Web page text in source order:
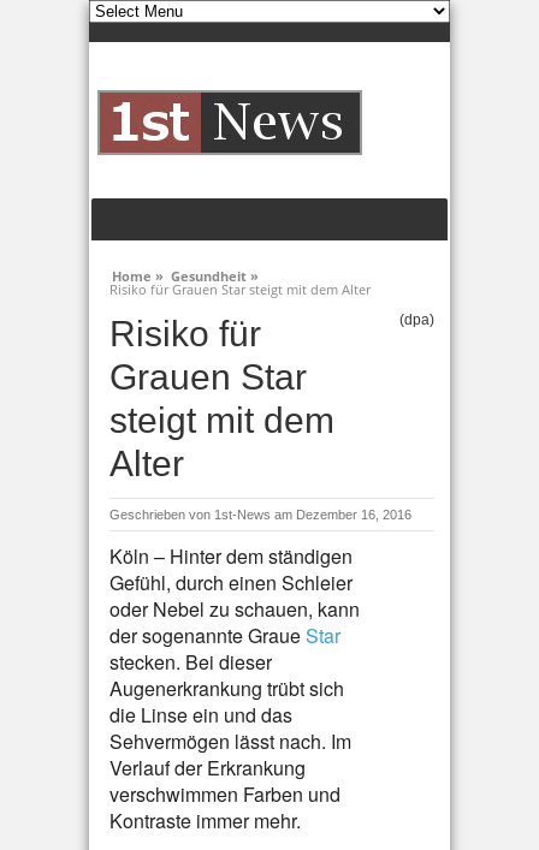
Home » Gesundheit »
Risiko für Grauen Star steigt mit dem Alter
Risiko für
Grauen Star
steigt mit dem
Alter
(dpa)
Geschrieben von 1st-News am Dezember 16, 2016
Köln – Hinter dem ständigen
Gefühl, durch einen Schleier
oder Nebel zu schauen, kann
der sogenannte GraueStar
stecken. Bei dieser
Augenerkrankung trübt sich
die Linse ein und das
Sehvermögen lässt nach. Im
Verlauf der Erkrankung
verschwimmen Farben und
Kontraste immer mehr.